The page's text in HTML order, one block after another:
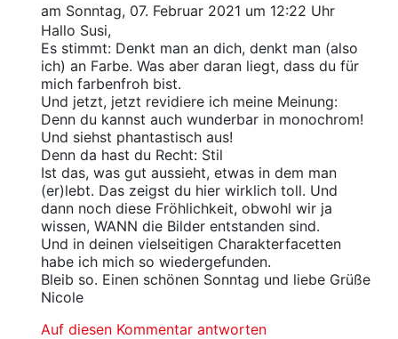
am Sonntag, 07. Februar 2021 um 12:22 Uhr
Hallo Susi,
Es stimmt: Denkt man an dich, denkt man (also
ich) an Farbe. Was aber daran liegt, dass du für
mich farbenfroh bist.
Und jetzt, jetzt revidiere ich meine Meinung:
Denn du kannst auch wunderbar in monochrom!
Und siehst phantastisch aus!
Denn da hast du Recht: Stil
Ist das, was gut aussieht, etwas in dem man
(er)lebt. Das zeigst du hier wirklich toll. Und
dann noch diese Fröhlichkeit, obwohl wir ja
wissen, WANN die Bilder entstanden sind.
Und in deinen vielseitigen Charakterfacetten
habe ich mich so wiedergefunden.
Bleib so. Einen schönen Sonntag und liebe Grüße
Nicole
Auf diesen Kommentar antworten